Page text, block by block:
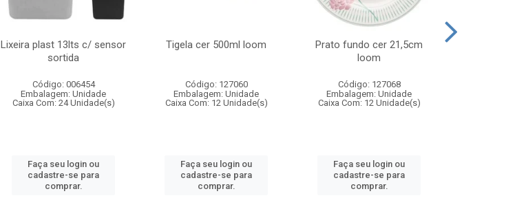
Lixeira plast 13lts c/ sensor
sortida
Código: 006454
Embalagem: Unidade
Caixa Com: 24 Unidade(s)
Faça seu login ou
cadastre-se para
comprar.
Tigela cer 500ml loom
Código: 127060
Embalagem: Unidade
Caixa Com: 12 Unidade(s)
Faça seu login ou
cadastre-se para
comprar.
Prato fundo cer 21,5cm
loom
Código: 127068
Embalagem: Unidade
Caixa Com: 12 Unidade(s)
Faça seu login ou
cadastre-se para
comprar.